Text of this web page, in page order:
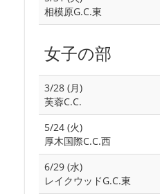
相模原G.C.東
女子の部
3/28 (月)
芙蓉C.C.
5/24 (火)
厚木国際C.C.西
6/29 (水)
レイクウッドG.C.東